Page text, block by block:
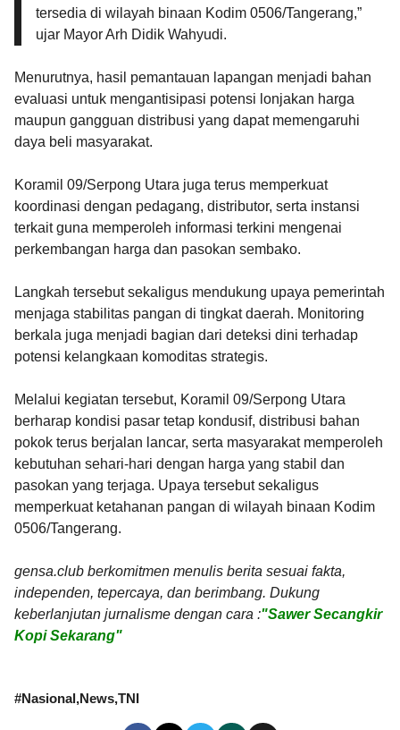
tersedia di wilayah binaan Kodim 0506/Tangerang,”
ujar Mayor Arh Didik Wahyudi.
Menurutnya, hasil pemantauan lapangan menjadi bahan
evaluasi untuk mengantisipasi potensi lonjakan harga
maupun gangguan distribusi yang dapat memengaruhi
daya beli masyarakat.
Koramil 09/Serpong Utara juga terus memperkuat
koordinasi dengan pedagang, distributor, serta instansi
terkait guna memperoleh informasi terkini mengenai
perkembangan harga dan pasokan sembako.
Langkah tersebut sekaligus mendukung upaya pemerintah
menjaga stabilitas pangan di tingkat daerah. Monitoring
berkala juga menjadi bagian dari deteksi dini terhadap
potensi kelangkaan komoditas strategis.
Melalui kegiatan tersebut, Koramil 09/Serpong Utara
berharap kondisi pasar tetap kondusif, distribusi bahan
pokok terus berjalan lancar, serta masyarakat memperoleh
kebutuhan sehari-hari dengan harga yang stabil dan
pasokan yang terjaga. Upaya tersebut sekaligus
memperkuat ketahanan pangan di wilayah binaan Kodim
0506/Tangerang.
gensa.club berkomitmen menulis berita sesuai fakta,
independen, tepercaya, dan berimbang. Dukung
keberlanjutan jurnalisme dengan cara :"Sawer Secangkir
Kopi Sekarang"
#Nasional News TNI